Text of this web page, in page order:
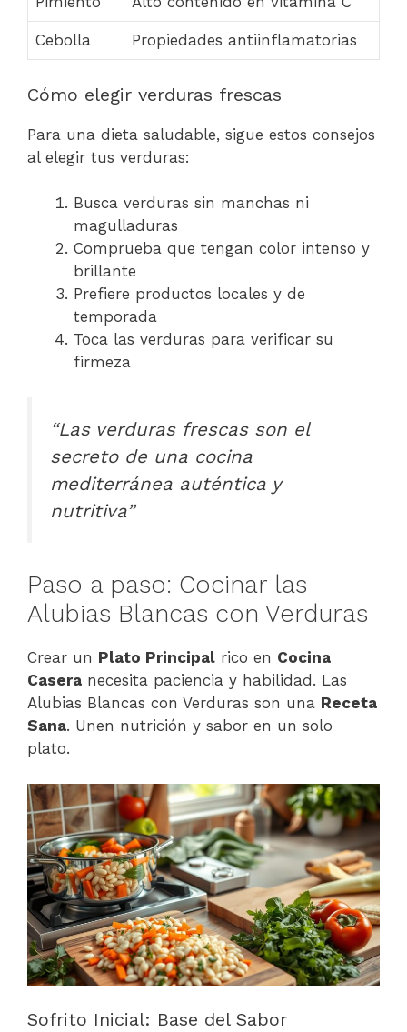
Cebolla Propiedades antiinflamatorias
Cómo elegir verduras frescas
Para una dieta saludable, sigue estos consejos
al elegir tus verduras:
Busca verduras sin manchas ni
magulladuras
Comprueba que tengan color intenso y
brillante
Prefiere productos locales y de
temporada
Toca las verduras para verificar su
firmeza
“Las verduras frescas son el
secreto de una cocina
mediterránea auténtica y
nutritiva”
Paso a paso: Cocinar las
Alubias Blancas con Verduras
Crear un Plato Principal rico en Cocina
Casera necesita paciencia y habilidad. Las
Alubias Blancas con Verduras son una Receta
Sana. Unen nutrición y sabor en un solo
plato.
Sofrito Inicial: Base del Sabor